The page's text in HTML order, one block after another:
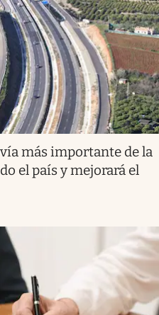
más importante de la
el país y mejorará el